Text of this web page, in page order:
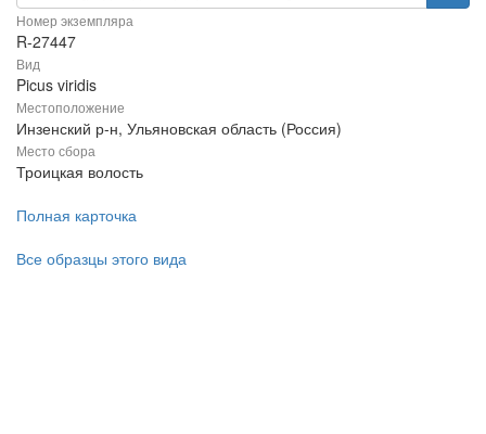
Номер экземпляра
R-27447
Вид
Picus viridis
Местоположение
Инзенский р-н, Ульяновская область (Россия)
Место сбора
Троицкая волость
Полная карточка
Все образцы этого вида